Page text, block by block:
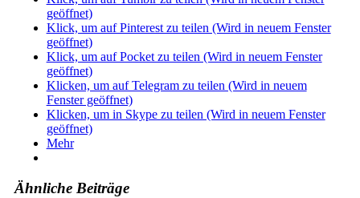
geöffnet)
Klick, um auf Pinterest zu teilen (Wird in neuem Fenster
geöffnet)
Klick, um auf Pocket zu teilen (Wird in neuem Fenster
geöffnet)
Klicken, um auf Telegram zu teilen (Wird in neuem
Fenster geöffnet)
Klicken, um in Skype zu teilen (Wird in neuem Fenster
geöffnet)
Mehr
Ähnliche Beiträge